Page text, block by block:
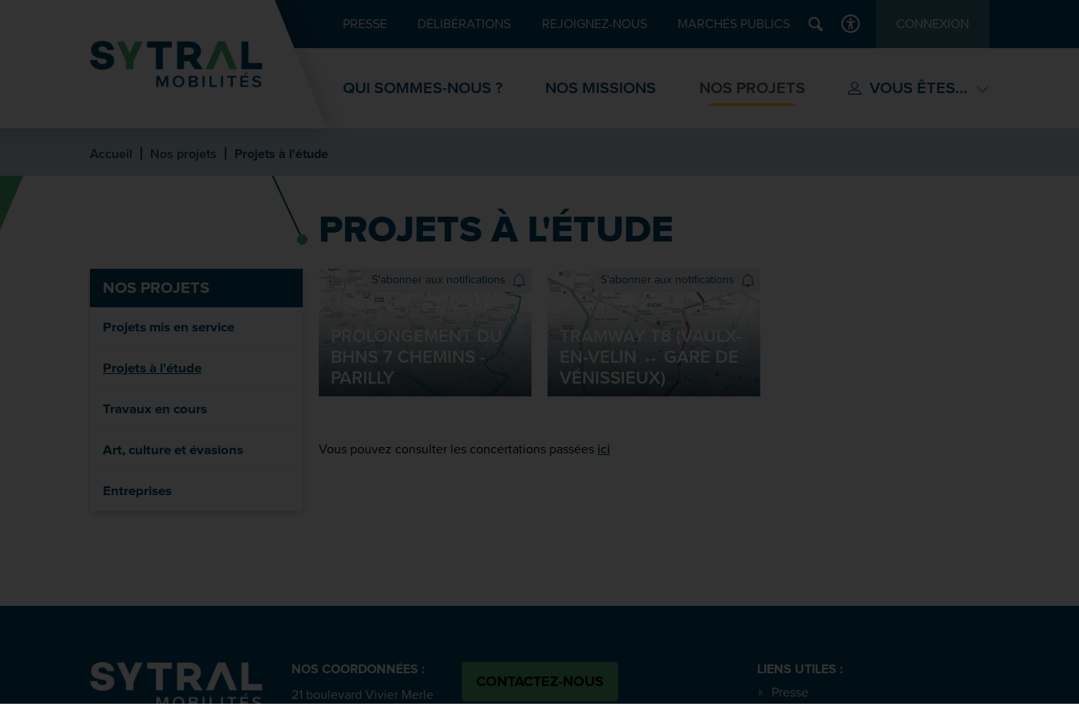
Recherche Pied de page
PRESSE DÉLIBÉRATIONS REJOIGNEZ-NOUS MARCHÉS PUBLICS Recherche
ACCESSIBILITÉCONNEXION
QUI SOMMES-NOUS ? NOS MISSIONS NOS PROJETS VOUS ÊTES...
Accueil Nos projets Projets à l'étude
PROJETS À L'ÉTUDE
S'abonner aux notifications
PROLONGEMENT DU
BHNS 7 CHEMINS -
PARILLY
S'abonner aux notifications
TRAMWAY T8 (VAULX-
EN-VELIN ↔ GARE DE
VÉNISSIEUX)
Vous pouvez consulter les concertations passées ici
NOS PROJETS
Projets mis en service
Projets à l'étude
Travaux en cours
Art, culture et évasions
Entreprises
NOS COORDONNÉES :
21 boulevard Vivier Merle
CONTACTEZ-NOUS
LIENS UTILES :
Presse